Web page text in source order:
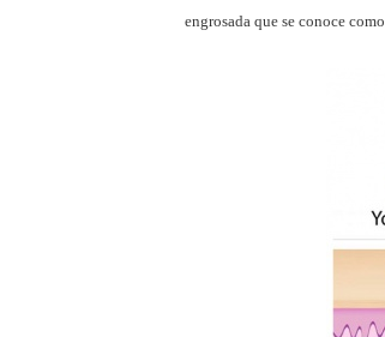
engrosada que se conoce como